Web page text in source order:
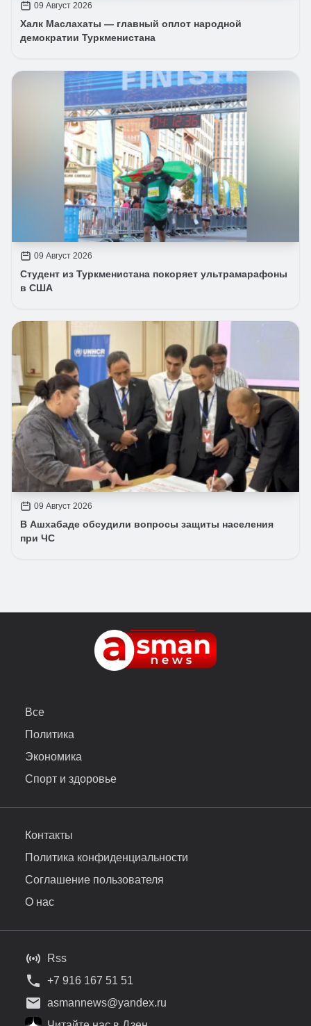
09 Август 2026
Халк Маслахаты — главный оплот народной
демократии Туркменистана
09 Август 2026
Студент из Туркменистана покоряет ультрамарафоны
в США
09 Август 2026
В Ашхабаде обсудили вопросы защиты населения
при ЧС
Все
Политика
Экономика
Спорт и здоровье
Контакты
Политика конфиденциальности
Соглашение пользователя
О нас
Rss
+7 916 167 51 51
asmannews@yandex.ru